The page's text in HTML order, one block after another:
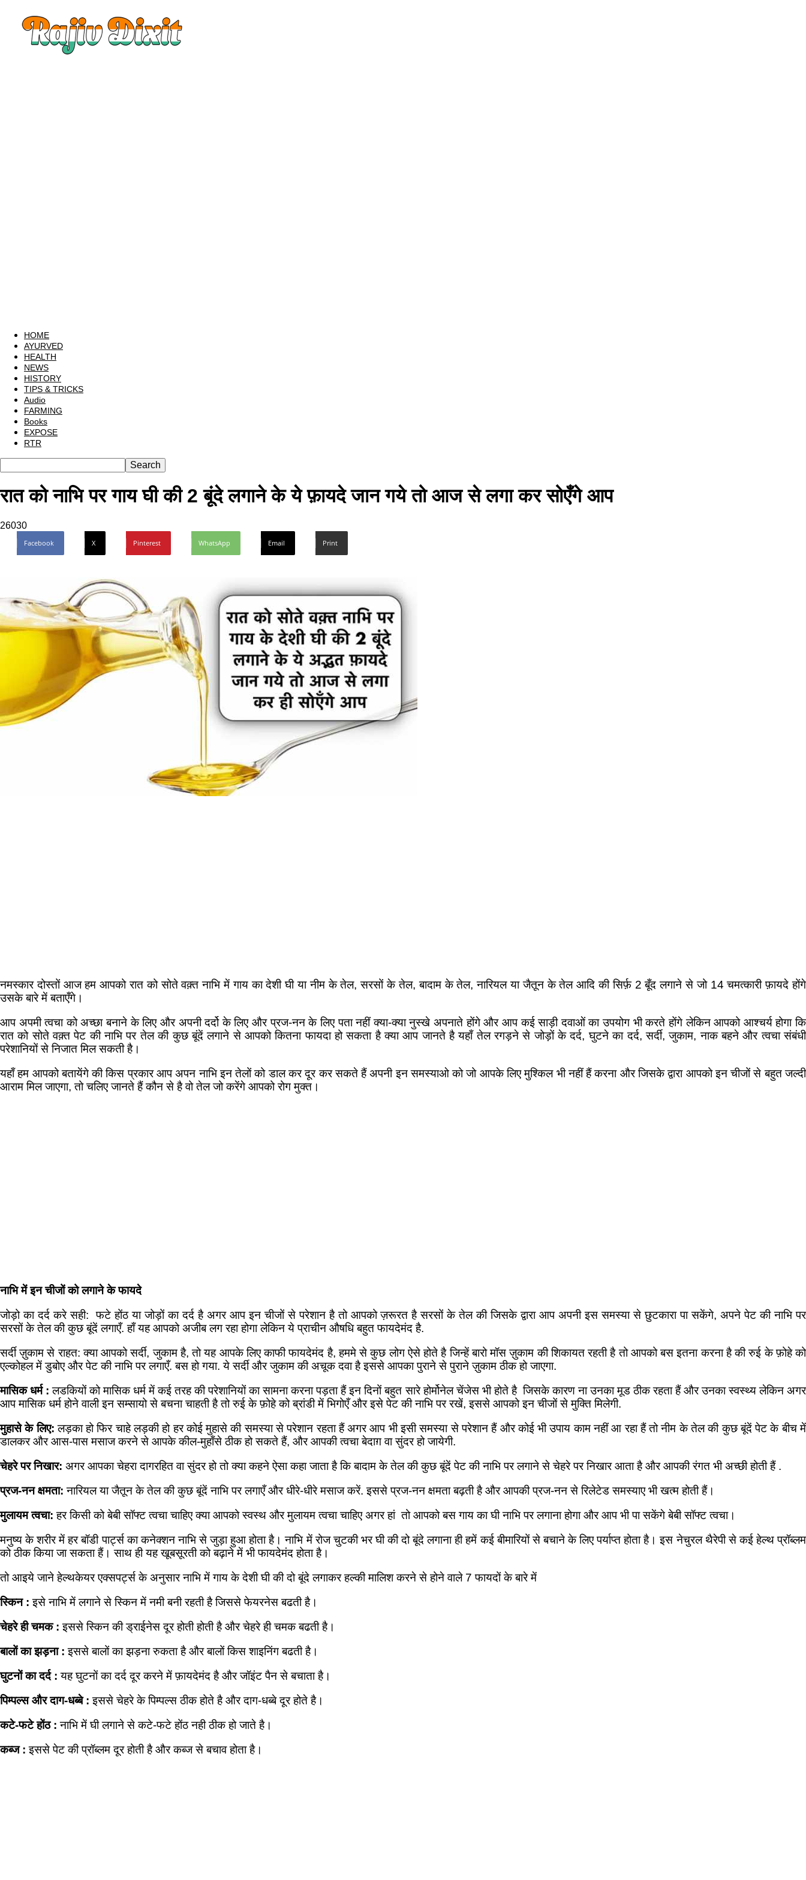
Dixit
Rajiv
HOME
AYURVED
HEALTH
NEWS
HISTORY
TIPS & TRICKS
Audio
FARMING
Books
EXPOSE
RTR
रात को नाभि पर गाय घी की 2 बूंदे लगाने के ये फ़ायदे जान गये तो आज से लगा कर सोएँगे आप
26030
Facebook X Pinterest WhatsApp Email Print
नमस्कार दोस्तों आज हम आपको रात को सोते वक़्त नाभि में गाय का देशी घी या नीम के तेल, सरसों के तेल, बादाम के तेल, नारियल या जैतून के तेल आदि की सिर्फ़ 2 बूँद लगाने से जो 14 चमत्कारी फ़ायदे होंगे
उसके बारे में बताएँगे।
आप अपमी त्वचा को अच्छा बनाने के लिए और अपनी दर्दो के लिए और प्रज-नन के लिए पता नहीं क्या-क्या नुस्खे अपनाते होंगे और आप कई साड़ी दवाओं का उपयोग भी करते होंगे लेकिन आपको आश्चर्य होगा कि
रात को सोते वक़्त पेट की नाभि पर तेल की कुछ बूंदें लगाने से आपको कितना फायदा हो सकता है क्या आप जानते है यहाँ तेल रगड़ने से जोड़ों के दर्द, घुटने का दर्द, सर्दी, जुकाम, नाक बहने और त्वचा संबंधी
परेशानियों से निजात मिल सकती है।
यहाँ हम आपको बतायेंगे की किस प्रकार आप अपन नाभि इन तेलों को डाल कर दूर कर सकते हैं अपनी इन समस्याओ को जो आपके लिए मुश्किल भी नहीं हैं करना और जिसके द्वारा आपको इन चीजों से बहुत जल्दी
आराम मिल जाएगा, तो चलिए जानते हैं कौन से है वो तेल जो करेंगे आपको रोग मुक्त।
नाभि में इन चीजों को लगाने के फायदे
जोड़ो का दर्द करे सही: फटे होंठ या जोड़ों का दर्द है अगर आप इन चीजों से परेशान है तो आपको ज़रूरत है सरसों के तेल की जिसके द्वारा आप अपनी इस समस्या से छुटकारा पा सकेंगे, अपने पेट की नाभि पर
सरसों के तेल की कुछ बूंदें लगाएँ. हाँ यह आपको अजीब लग रहा होगा लेकिन ये प्राचीन औषधि बहुत फायदेमंद है.
सर्दी ज़ुकाम से राहत: क्या आपको सर्दी, जुकाम है, तो यह आपके लिए काफी फायदेमंद है, हममे से कुछ लोग ऐसे होते है जिन्हें बारो मॉस ज़ुकाम की शिकायत रहती है तो आपको बस इतना करना है की रुई के फ़ोहे को
एल्कोहल में डुबोए और पेट की नाभि पर लगाएँ. बस हो गया. ये सर्दी और जुकाम की अचूक दवा है इससे आपका पुराने से पुराने ज़ुकाम ठीक हो जाएगा.
मासिक धर्म : लडकियों को मासिक धर्म में कई तरह की परेशानियों का सामना करना पड़ता हैं इन दिनों बहुत सारे होर्मोनेल चेंजेस भी होते है जिसके कारण ना उनका मूड ठीक रहता हैं और उनका स्वस्थ्य लेकिन अगर
आप मासिक धर्म होने वाली इन सम्सायो से बचना चाहती है तो रुई के फ़ोहे को ब्रांडी में भिगोएँ और इसे पेट की नाभि पर रखें, इससे आपको इन चीजों से मुक्ति मिलेगी.
मुहासे के लिए: लड़का हो फिर चाहे लड़की हो हर कोई मुहासे की समस्या से परेशान रहता हैं अगर आप भी इसी समस्या से परेशान हैं और कोई भी उपाय काम नहीं आ रहा हैं तो नीम के तेल की कुछ बूंदें पेट के बीच में
डालकर और आस-पास मसाज करने से आपके कील-मुहाँसे ठीक हो सकते हैं, और आपकी त्वचा बेदाग़ वा सुंदर हो जायेगी.
चेहरे पर निखार: अगर आपका चेहरा दागरहित वा सुंदर हो तो क्या कहने ऐसा कहा जाता है कि बादाम के तेल की कुछ बूंदें पेट की नाभि पर लगाने से चेहरे पर निखार आता है और आपकी रंगत भी अच्छी होती हैं .
प्रज-नन क्षमता: नारियल या जैतून के तेल की कुछ बूंदें नाभि पर लगाएँ और धीरे-धीरे मसाज करें. इससे प्रज-नन क्षमता बढ़ती है और आपकी प्रज-नन से रिलेटेड समस्याए भी खत्म होती हैं।
मुलायम त्वचा: हर किसी को बेबी सॉफ्ट त्वचा चाहिए क्या आपको स्वस्थ और मुलायम त्वचा चाहिए अगर हां तो आपको बस गाय का घी नाभि पर लगाना होगा और आप भी पा सकेंगे बेबी सॉफ्ट त्वचा।
मनुष्य के शरीर में हर बॉडी पार्ट्स का कनेक्शन नाभि से जुड़ा हुआ होता है। नाभि में रोज चुटकी भर घी की दो बूंदे लगाना ही हमें कई बीमारियों से बचाने के लिए पर्याप्त होता है। इस नेचुरल थैरेपी से कई हेल्थ प्रॉब्लम
को ठीक किया जा सकता हैं। साथ ही यह खूबसूरती को बढ़ाने में भी फायदेमंद होता है।
तो आइये जाने हेल्थकेयर एक्सपर्ट्स के अनुसार नाभि में गाय के देशी घी की दो बूंदे लगाकर हल्की मालिश करने से होने वाले 7 फायदों के बारे में
स्किन : इसे नाभि में लगाने से स्किन में नमी बनी रहती है जिससे फेयरनेस बढती है।
चेहरे ही चमक : इससे स्किन की ड्राईनेस दूर होती होती है और चेहरे ही चमक बढती है।
बालों का झड़ना : इससे बालों का झड़ना रुकता है और बालों किस शाइनिंग बढती है।
घुटनों का दर्द : यह घुटनों का दर्द दूर करने में फ़ायदेमंद है और जॉइंट पैन से बचाता है।
पिम्पल्स और दाग-धब्बे : इससे चेहरे के पिम्पल्स ठीक होते है और दाग-धब्बे दूर होते है।
कटे-फटे होंठ : नाभि में घी लगाने से कटे-फटे होंठ नही ठीक हो जाते है।
कब्ज : इससे पेट की प्रॉब्लम दूर होती है और कब्ज से बचाव होता है।